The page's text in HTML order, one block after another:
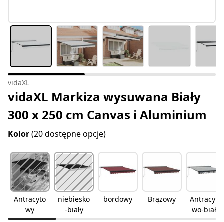
vidaXL
vidaXL Markiza wysuwana Biały
300 x 250 cm Canvas i Aluminium
Kolor(20 dostępne opcje)
Antracyto
wy
niebiesko
-biały
bordowy Brązowy
Antracyto
wo-biały